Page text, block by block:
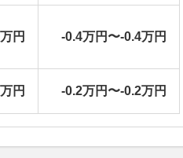
円 -0.4万円〜-0.4万円
円 -0.2万円〜-0.2万円